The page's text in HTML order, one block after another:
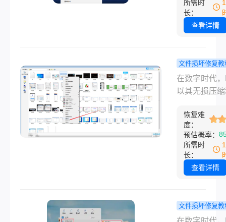
对系统化。
然而，您可
到过这样的
的图片，换
是系统提示“
开文件”、“文
标。这种瞬
落感，尤其
片包含重要
美好回忆时
强烈。
所需时
长：
查看详情
文件损坏修复教
png打不开
办？别慌！
细节的终极
指南！
在数字时代
以其无损压
性，成为网
和图形设计
儿。然而，
需查看或使
PNG图片时
或显示为空
的图标，这
恢复难
度：
预估概率：
所需时
长：
查看详情
文件损坏修复教
png打不开